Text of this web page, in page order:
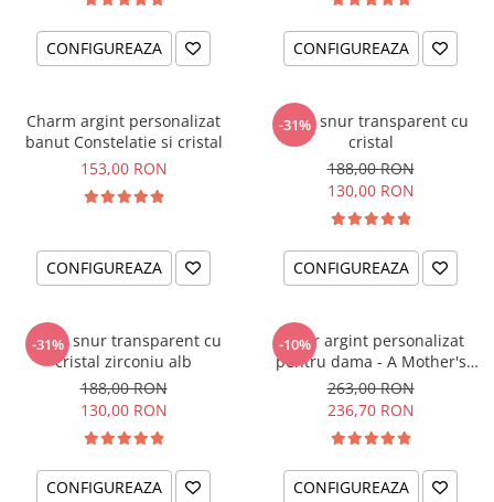
CONFIGUREAZA CONFIGUREAZA
Charm argint personalizat
banut Constelatie si cristal
153,00 RON
CONFIGUREAZA
-31%
Colier snur transparent cu
cristal
188,00 RON
130,00 RON
CONFIGUREAZA
-31%
Colier snur transparent cu
cristal zirconiu alb
188,00 RON
130,00 RON
CONFIGUREAZA
-10%
Colier argint personalizat
pentru dama - A Mother's
Love
263,00 RON
236,70 RON
CONFIGUREAZA